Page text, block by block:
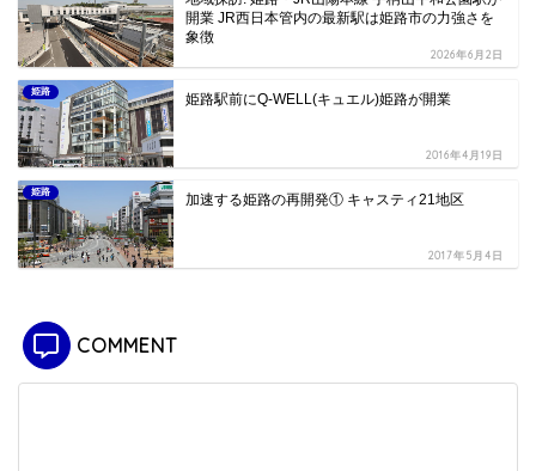
開業 JR西日本管内の最新駅は姫路市の力強さを
象徴
2026年6月2日
姫路 姫路駅前にQ-WELL(キュエル)姫路が開業
2016年4月19日
姫路 加速する姫路の再開発① キャスティ21地区
2017年5月4日
COMMENT